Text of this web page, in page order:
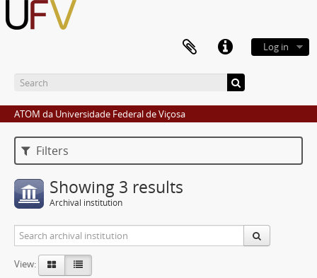
Log in
ATOM da Universidade Federal de Viçosa
Filters
Showing 3 results
Archival institution
View: